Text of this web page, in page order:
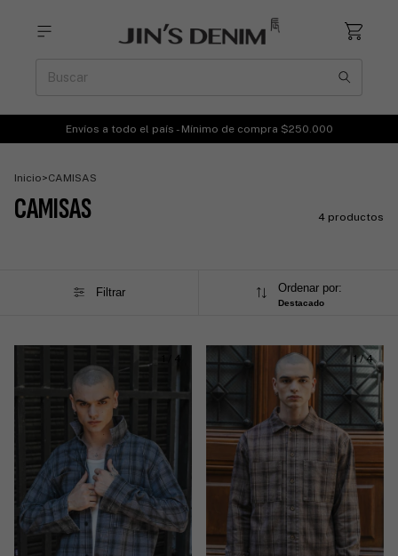
Envíos a todo el país - Mínimo de compra $250.000
Inicio>CAMISAS
CAMISAS 4 productos
Filtrar Ordenar por:
Destacado
4 1/4